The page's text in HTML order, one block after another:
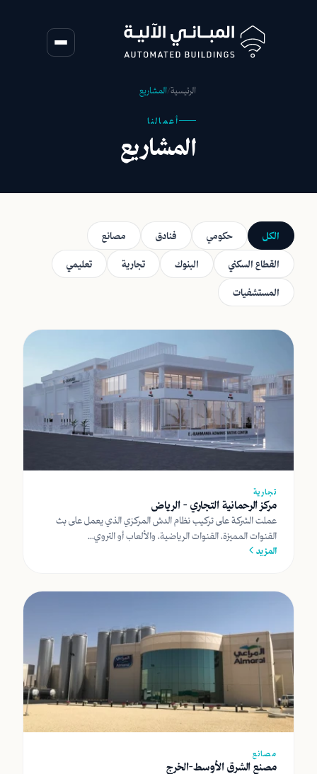
الرئيسية/المشاريع
أعمالنا
المشاريع
الكل حكومي فنادق مصانع
القطاع السكني البنوك تجارية تعليمي
المستشفيات
تجارية
مركز الرحمانية التجاري - الرياض
عملت الشركة على تركيب نظام الدش المركزي الذي يعمل على بث
القنوات المميزة، القنوات الرياضية، والألعاب أو التروي...
المزيد
مصانع
مصنع الشرق الأوسط-الخرج